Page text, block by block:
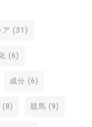
ア (31)
(6)
成分 (6)
(8) 競馬 (9)